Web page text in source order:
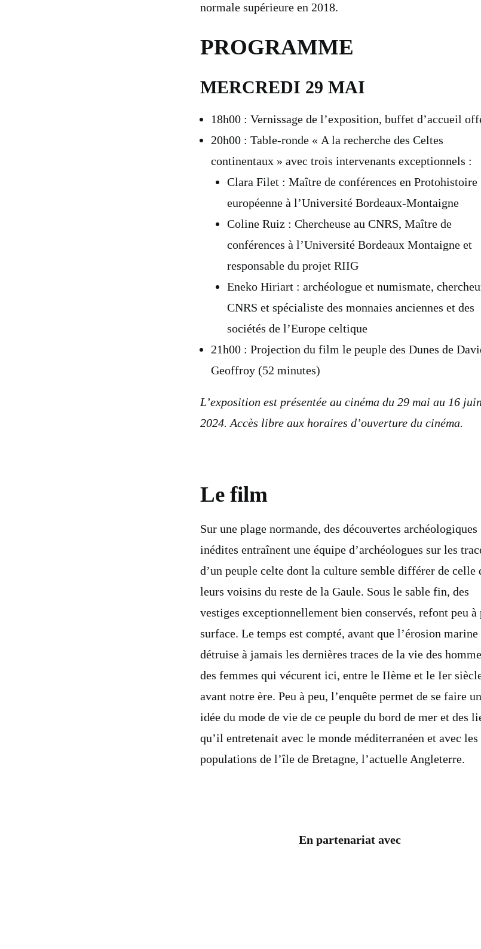
normale supérieure en 2018.
PROGRAMME
MERCREDI 29 MAI
18h00 : Vernissage de l’exposition, buffet d’accueil
20h00 : Table-ronde « A la recherche des Celtes
continentaux » avec trois intervenants exceptionnels :
Clara Filet : Maître de conférences en Protohistoire
européenne à l’Université Bordeaux-Montaigne
Coline Ruiz : Chercheuse au CNRS, Maître de
conférences à l’Université Bordeaux Montaigne et
responsable du projet RIIG
Eneko Hiriart : archéologue et numismate,
CNRS et spécialiste des monnaies anciennes et des
sociétés de l’Europe celtique
21h00 : Projection du film le peuple des Dunes de
Geoffroy (52 minutes)
L’exposition est présentée au cinéma du 29 mai au 16 juin
2024. Accès libre aux horaires d’ouverture du cinéma.
Le film
Sur une plage normande, des découvertes archéologiques
inédites entraînent une équipe d’archéologues sur les
d’un peuple celte dont la culture semble différer de celle
leurs voisins du reste de la Gaule. Sous le sable fin, des
vestiges exceptionnellement bien conservés, refont peu à
surface. Le temps est compté, avant que l’érosion marine
détruise à jamais les dernières traces de la vie des
des femmes qui vécurent ici, entre le IIème et le Ier
avant notre ère. Peu à peu, l’enquête permet de se faire
idée du mode de vie de ce peuple du bord de mer et des
qu’il entretenait avec le monde méditerranéen et avec les
populations de l’île de Bretagne, l’actuelle Angleterre.
En partenariat avec